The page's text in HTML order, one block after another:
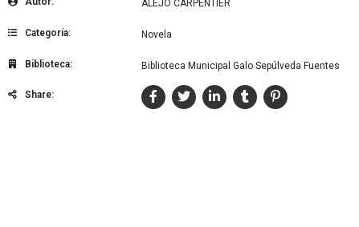
ALEJO CARPENTIER
Categoría: Novela
Biblioteca: Biblioteca Municipal Galo Sepúlveda Fuentes
Share: